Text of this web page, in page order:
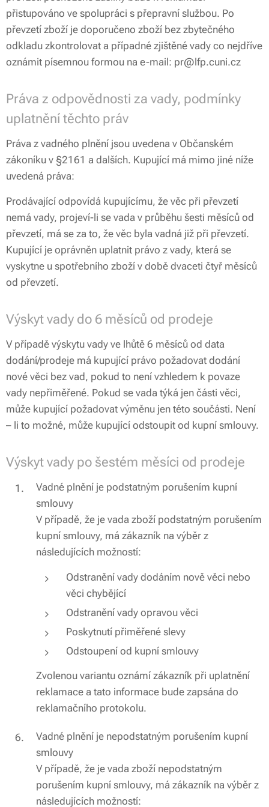
přistupováno ve spolupráci s přepravní službou. Po
převzetí zboží je doporučeno zboží bez zbytečného
odkladu zkontrolovat a případné zjištěné vady co nejdříve
oznámit písemnou formou na e-mail: pr@lfp.cuni.cz
Práva z odpovědnosti za vady, podmínky
uplatnění těchto práv
Práva z vadného plnění jsou uvedena v Občanském
zákoníku v §2161 a dalších. Kupující má mimo jiné níže
uvedená práva:
Prodávající odpovídá kupujícímu, že věc při převzetí
nemá vady, projeví-li se vada v průběhu šesti měsíců od
převzetí, má se za to, že věc byla vadná již při převzetí.
Kupující je oprávněn uplatnit právo z vady, která se
vyskytne u spotřebního zboží v době dvaceti čtyř měsíců
od převzetí.
Výskyt vady do 6 měsíců od prodeje
V případě výskytu vady ve lhůtě 6 měsíců od data
dodání/prodeje má kupující právo požadovat dodání
nové věci bez vad, pokud to není vzhledem k povaze
vady nepřiměřené. Pokud se vada týká jen části věci,
může kupující požadovat výměnu jen této součásti. Není
– li to možné, může kupující odstoupit od kupní smlouvy.
Výskyt vady po šestém měsíci od prodeje
Vadné plnění je podstatným porušením kupní
smlouvy
V případě, že je vada zboží podstatným porušením
kupní smlouvy, má zákazník na výběr z
následujících možností:
Odstranění vady dodáním nově věci nebo
věci chybějící
Odstranění vady opravou věci
Poskytnutí přiměřené slevy
Odstoupení od kupní smlouvy
Zvolenou variantu oznámí zákazník při uplatnění
reklamace a tato informace bude zapsána do
reklamačního protokolu.
Vadné plnění je nepodstatným porušením kupní
smlouvy
V případě, že je vada zboží nepodstatným
porušením kupní smlouvy, má zákazník na výběr z
následujících možností: